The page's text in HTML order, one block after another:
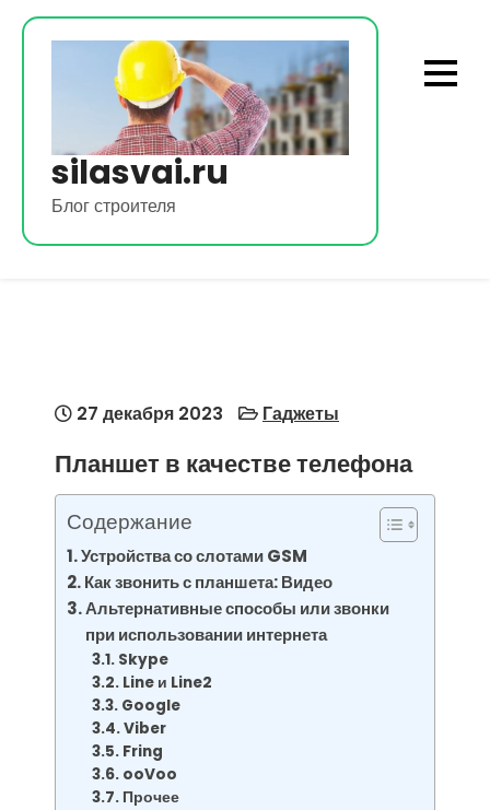
Перейти
silasvai.ru
Блог строителя
27 декабря 2023 Гаджеты
Планшет в качестве телефона
Содержание
Устройства со слотами GSM
Как звонить с планшета: Видео
Альтернативные способы или звонки
при использовании интернета
Skype
Line и Line2
Google
Viber
Fring
ooVoo
Прочее